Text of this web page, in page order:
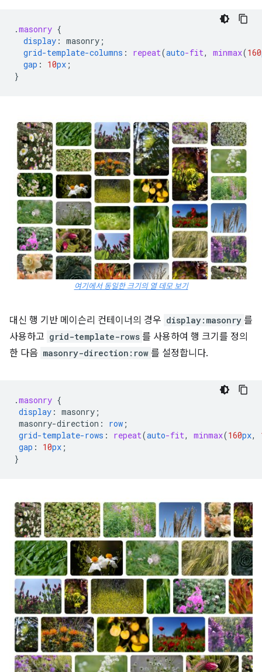
.masonry {
display : masonry ;
grid-template-columns : repeat(auto-fit, minmax(160
gap : 10px ;
}
여기에서 동일한 크기의 열 데모 보기
대신 행 기반 메이슨리 컨테이너의 경우 display:masonry 를
사용하고 grid-template-rows 를 사용하여 행 크기를 정의
한 다음 masonry-direction:row 를 설정합니다.
.masonry {
display : masonry ;
masonry-direction : row ;
grid-template-rows : repeat(auto-fit, minmax(160px,
gap : 10px ;
}